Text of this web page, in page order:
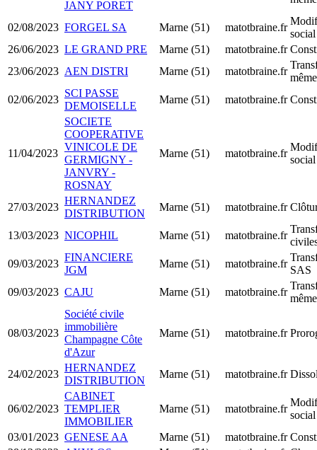
JANY PORET
02/08/2023 FORGEL SA Marne (51) matotbraine.fr
social
26/06/2023 LE GRAND PRE Marne (51) matotbraine.fr
23/06/2023 AEN DISTRI Marne (51) matotbraine.fr
02/06/2023
SCI PASSE
DEMOISELLE
Marne (51) matotbraine.fr
11/04/2023
SOCIETE
COOPERATIVE
VINICOLE DE
GERMIGNY -
JANVRY -
ROSNAY
Marne (51) matotbraine.fr
social
27/03/2023
HERNANDEZ
DISTRIBUTION
Marne (51) matotbraine.fr
13/03/2023 NICOPHIL Marne (51) matotbraine.fr
09/03/2023
FINANCIERE
JGM
Marne (51) matotbraine.fr
SAS
09/03/2023 CAJU Marne (51) matotbraine.fr
08/03/2023
Société civile
immobilière
Champagne Côte
d'Azur
Marne (51) matotbraine.fr
24/02/2023
HERNANDEZ
DISTRIBUTION
Marne (51) matotbraine.fr
06/02/2023
CABINET
TEMPLIER
IMMOBILIER
Marne (51) matotbraine.fr
social
03/01/2023 GENESE AA Marne (51) matotbraine.fr